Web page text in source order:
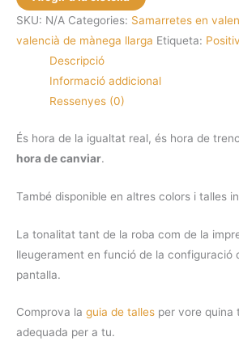
de
mànega
de
canviar
SKU: N/A Categories: Samarretes en
valencià de mànega llarga Etiqueta:
Descripció
Informació addicional
Ressenyes (0)
És hora de la igualtat real, és hora de
hora de canviar.
També disponible en altres colors i talles
La tonalitat tant de la roba com de la
lleugerament en funció de la configuració
pantalla.
Comprova la guia de talles per vore quina
adequada per a tu.